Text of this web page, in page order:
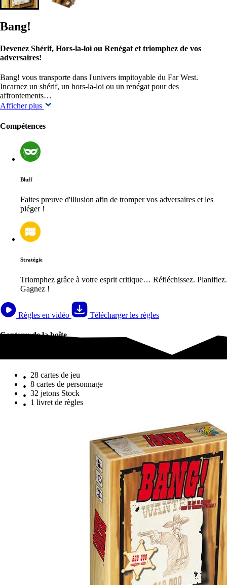
Bang!
Devenez Shérif, Hors-la-loi ou Renégat et triomphez de vos
adversaires!
Bang! vous transporte dans l'univers impitoyable du Far West.
Incarnez un shérif, un hors-la-loi ou un renégat pour des
affrontements…
Afficher plus
Compétences
Bluff
Faites preuve d'illusion afin de tromper vos adversaires et les
piéger !
Stratégie
Triomphez grâce à votre esprit critique… Réfléchissez. Planifiez.
Gagnez !
Règles en vidéo Télécharger les règles
Contenu de la boîte
28 cartes de jeu
8 cartes de personnage
32 jetons Stock
1 livret de règles